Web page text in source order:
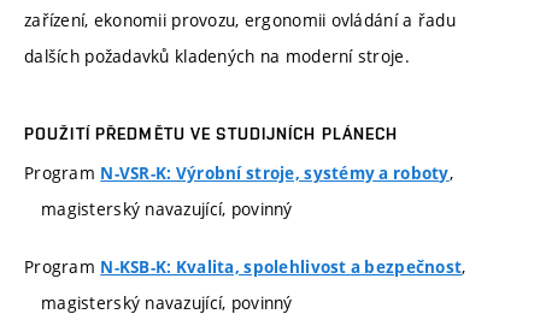
zařízení, ekonomii provozu, ergonomii ovládání a řadu
dalších požadavků kladených na moderní stroje.
POUŽITÍ PŘEDMĚTU VE STUDIJNÍCH PLÁNECH
Program N-VSR-K: Výrobní stroje, systémy a roboty,
magisterský navazující, povinný
Program N-KSB-K: Kvalita, spolehlivost a bezpečnost,
magisterský navazující, povinný